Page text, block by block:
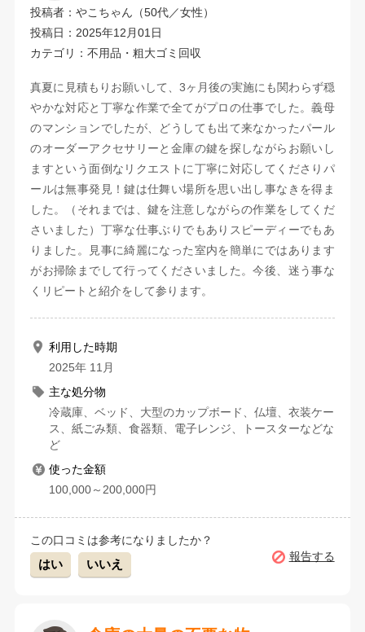
投稿者：やこちゃん（50代／女性）
投稿日：2025年12月01日
カテゴリ：不用品・粗大ゴミ回収
真夏に見積もりお願いして、3ヶ月後の実施にも関わらず穏
やかな対応と丁寧な作業で全てがプロの仕事でした。義母
のマンションでしたが、どうしても出て来なかったパール
のオーダーアクセサリーと金庫の鍵を探しながらお願いし
ますという面倒なリクエストに丁寧に対応してくださりパ
ールは無事発見！鍵は仕舞い場所を思い出し事なきを得ま
した。（それまでは、鍵を注意しながらの作業をしてくだ
さいました）丁寧な仕事ぶりでもありスピーディーでもあ
りました。見事に綺麗になった室内を簡単にではあります
がお掃除までして行ってくださいました。今後、迷う事な
くリピートと紹介をして参ります。
利用した時期
2025年 11月
主な処分物
冷蔵庫、ベッド、大型のカップボード、仏壇、衣装ケー
ス、紙ごみ類、食器類、電子レンジ、トースターなどな
ど
使った金額
100,000～200,000円
この口コミは参考になりましたか？
はい いいえ
報告する